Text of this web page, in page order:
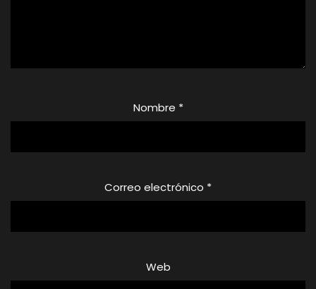
Nombre *
Correo electrónico *
Web